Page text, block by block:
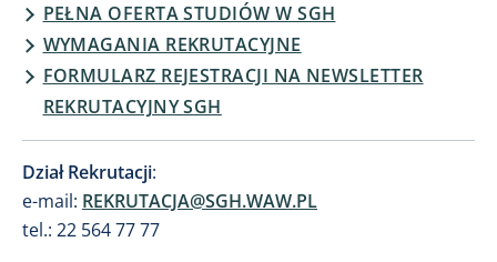
PEŁNA OFERTA STUDIÓW W SGH
WYMAGANIA REKRUTACYJNE
FORMULARZ REJESTRACJI NA NEWSLETTER
REKRUTACYJNY SGH
Dział Rekrutacji:
e-mail: REKRUTACJA@SGH.WAW.PL
tel.: 22 564 77 77